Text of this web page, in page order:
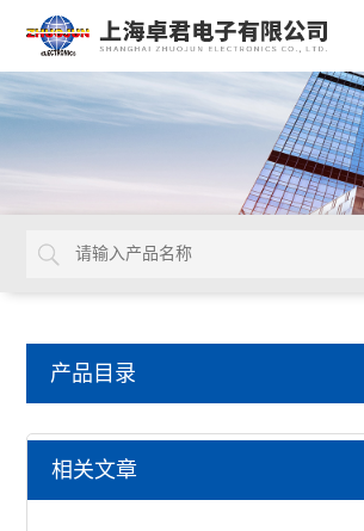
产品目录
检测仪器
表面抵抗计
相关文章